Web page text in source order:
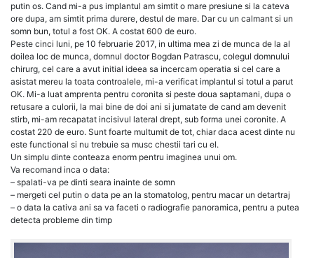
putin os. Cand mi-a pus implantul am simtit o mare presiune si la cateva
ore dupa, am simtit prima durere, destul de mare. Dar cu un calmant si un
somn bun, totul a fost OK. A costat 600 de euro.
Peste cinci luni, pe 10 februarie 2017, in ultima mea zi de munca de la al
doilea loc de munca, domnul doctor Bogdan Patrascu, colegul domnului
chirurg, cel care a avut initial ideea sa incercam operatia si cel care a
asistat mereu la toata controalele, mi-a verificat implantul si totul a parut
OK. Mi-a luat amprenta pentru coronita si peste doua saptamani, dupa o
retusare a culorii, la mai bine de doi ani si jumatate de cand am devenit
stirb, mi-am recapatat incisivul lateral drept, sub forma unei coronite. A
costat 220 de euro. Sunt foarte multumit de tot, chiar daca acest dinte nu
este functional si nu trebuie sa musc chestii tari cu el.
Un simplu dinte conteaza enorm pentru imaginea unui om.
Va recomand inca o data:
– spalati-va pe dinti seara inainte de somn
– mergeti cel putin o data pe an la stomatolog, pentru macar un detartraj
– o data la cativa ani sa va faceti o radiografie panoramica, pentru a putea
detecta probleme din timp